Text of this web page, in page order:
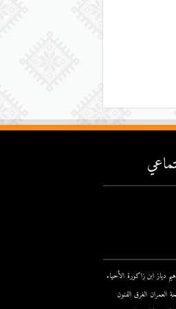
دياز ابن زاكورة الأحياء
العمران الغرق الفنون